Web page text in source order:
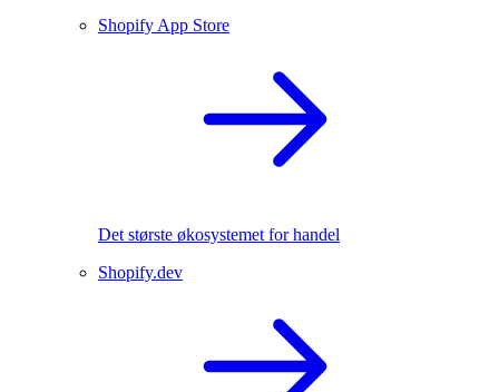
Shopify App Store
Det største økosystemet for handel
Shopify.dev